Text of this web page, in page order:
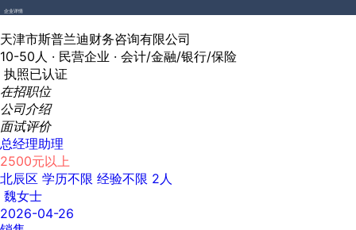
企业详情
天津市斯普兰迪财务咨询有限公司
10-50人 · 民营企业 · 会计/金融/银行/保险
执照已认证
在招职位
公司介绍
面试评价
总经理助理
2500元以上
北辰区 学历不限 经验不限 2人
魏女士
2026-04-26